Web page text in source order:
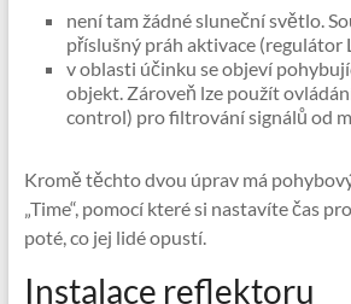
není tam žádné sluneční světlo.
příslušný práh aktivace (regulátor
v oblasti účinku se objeví
objekt. Zároveň lze použít
control) pro filtrování signálů od
Kromě těchto dvou úprav má
„Time“, pomocí které si nastavíte čas
poté, co jej lidé opustí.
Instalace reflektoru